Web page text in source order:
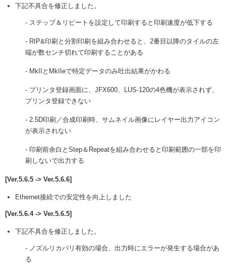
下記不具合を修正しました。
- ステップ＆リピートを設定して印刷すると印刷速度が低下する
- RIP&印刷と分割印刷を組み合わせると、2番目以降のタイルの左
端が数センチ切れて印刷することがある
- MkIIとMkIIeで特定データのみ吐出結果がかわる
- プリンタ登録画面に、JFX600、LUS-120の4色機が表示されず、
プリンタ登録できない
- 2.5D印刷／合成印刷時、サムネイル画像にレイヤー出力アイコン
が表示されない
- 印刷前余白とStep＆Repeatを組み合わせると印刷範囲の一部を印
刷しないで出力する
[Ver.5.6.5 -> Ver.5.6.6]
Ethernet接続での安定性を向上しました
[Ver.5.6.4 -> Ver.5.6.5]
下記不具合を修正しました。
- ノズルリカバリ有効の場合、出力時にエラーが発生する場合があ
る